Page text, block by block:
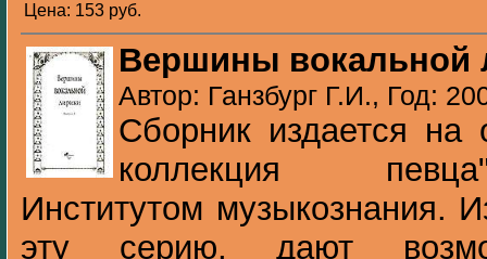
Цена: 153 pуб.
Вершины вокальной
Автор: Ганзбург Г.И., Год:
Сборник издается на
коллекция
Институтом музыкознания.
эту серию, дают